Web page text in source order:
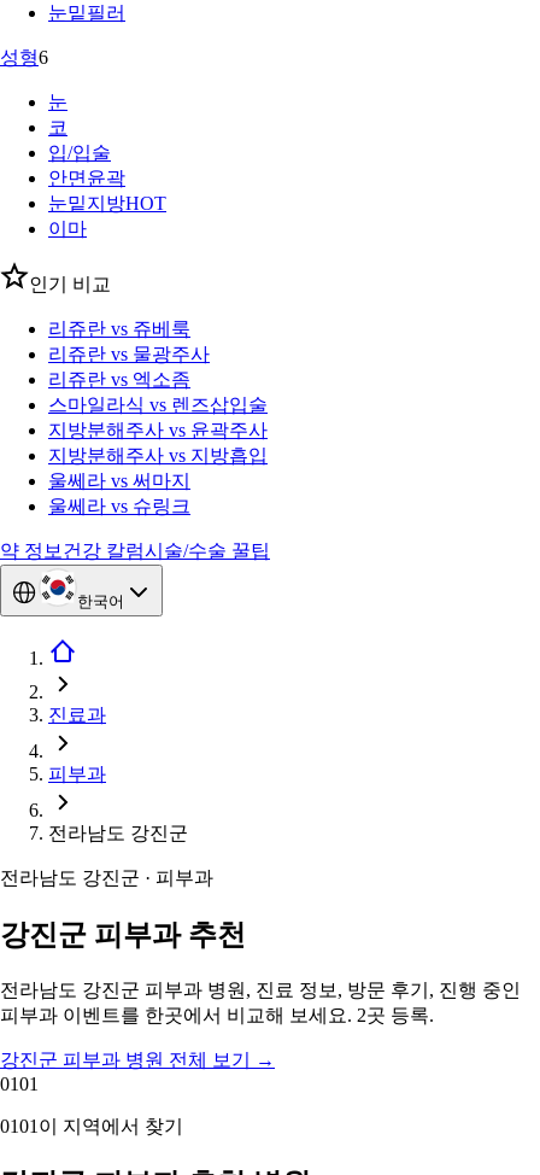
눈밑필러
성형6
눈
코
입/입술
안면윤곽
눈밑지방HOT
이마
인기 비교
리쥬란 vs 쥬베룩
리쥬란 vs 물광주사
리쥬란 vs 엑소좀
스마일라식 vs 렌즈삽입술
지방분해주사 vs 윤곽주사
지방분해주사 vs 지방흡입
울쎄라 vs 써마지
울쎄라 vs 슈링크
약 정보 건강 칼럼시술/수술 꿀팁
한국어
진료과
피부과
전라남도 강진군
전라남도 강진군 · 피부과
강진군 피부과 추천
전라남도 강진군 피부과 병원, 진료 정보, 방문 후기, 진행 중인
피부과 이벤트를 한곳에서 비교해 보세요. 2곳 등록.
강진군 피부과 병원 전체 보기
→
0101
0101 이 지역에서 찾기